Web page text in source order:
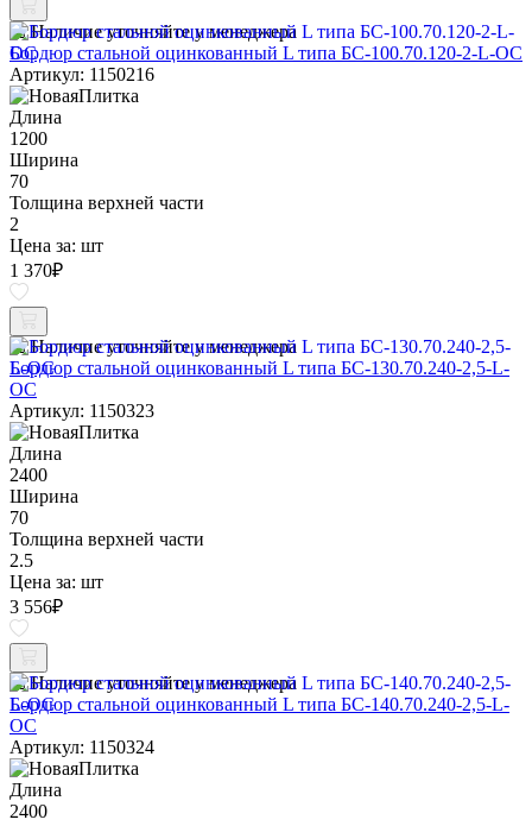
Наличие уточняйте у менеджера
Бордюр стальной оцинкованный L типа БС-100.70.120-2-L-ОС
Артикул: 1150216
Длина
1200
Ширина
70
Толщина верхней части
2
Цена за: шт
1 370₽
Наличие уточняйте у менеджера
Бордюр стальной оцинкованный L типа БС-130.70.240-2,5-L-
ОС
Артикул: 1150323
Длина
2400
Ширина
70
Толщина верхней части
2.5
Цена за: шт
3 556₽
Наличие уточняйте у менеджера
Бордюр стальной оцинкованный L типа БС-140.70.240-2,5-L-
ОС
Артикул: 1150324
Длина
2400